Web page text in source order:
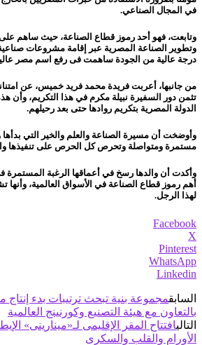
في المجال الصناعي.
وتابعت، فهو أحد رموز قطاع الصناعة، حيث ساهم
وتطوير الصناعة المصرية عبر إقامة مشروعات
درجة عالية من الجودة ساهمت فى رفع اسم مصر عاليا
من جانبها، أعربت فريدة محمد فريد خميس، عن
تثمن دور السفيرة نبيلة مكرم في هذا التكريم، وأن
الدولة المصرية بتكريم روادها حتى بعد رحيلهم.
وأوضخت أن مسيرة الصناعة والعلم والخير التي
مستمرة ومتواصلة وتحرص كل الحرص على تنفيذها
وأكدت أن والدها رسخ في أعماقها الرغبة المستمرة
أهم رموز قطاع الصناعة في الأسواق العالمية، وأنها
لهذا الرجل.
Facebook
X
Pinterest
WhatsApp
Linkedin
السابقمجموعة بنية تبحث ترتيبات بدء إنتاج
بالتعاون مع هيئة التصنيع وكورنينج العالمية
التاليافتتاح المقر الإقليمى لـ«مينارينى»
الأورام والقلب والسكرى